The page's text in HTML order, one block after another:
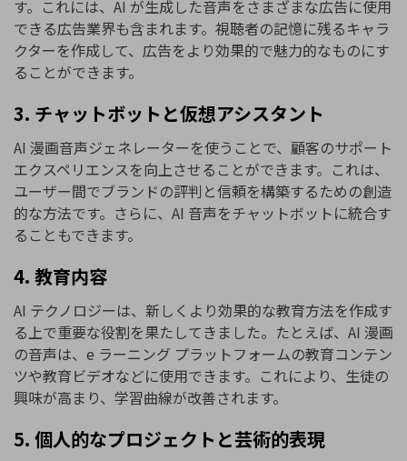
す。これには、AI が生成した音声をさまざまな広告に使用
できる広告業界も含まれます。視聴者の記憶に残るキャラ
クターを作成して、広告をより効果的で魅力的なものにす
ることができます。
3. チャットボットと仮想アシスタント
AI 漫画音声ジェネレーターを使うことで、顧客のサポート
エクスペリエンスを向上させることができます。これは、
ユーザー間でブランドの評判と信頼を構築するための創造
的な方法です。さらに、AI 音声をチャットボットに統合す
ることもできます。
4. 教育内容
AI テクノロジーは、新しくより効果的な教育方法を作成す
る上で重要な役割を果たしてきました。たとえば、AI 漫画
の音声は、e ラーニング プラットフォームの教育コンテン
ツや教育ビデオなどに使用できます。これにより、生徒の
興味が高まり、学習曲線が改善されます。
5. 個人的なプロジェクトと芸術的表現